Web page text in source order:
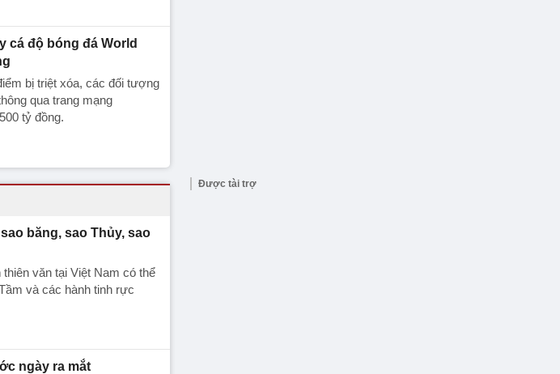
cá độ bóng đá World
bị triệt xóa, các đối tượng
qua trang mạng
tỷ đồng.
băng, sao Thủy, sao
văn tại Việt Nam có thể
và các hành tinh rực
ngày ra mắt
Được tài trợ